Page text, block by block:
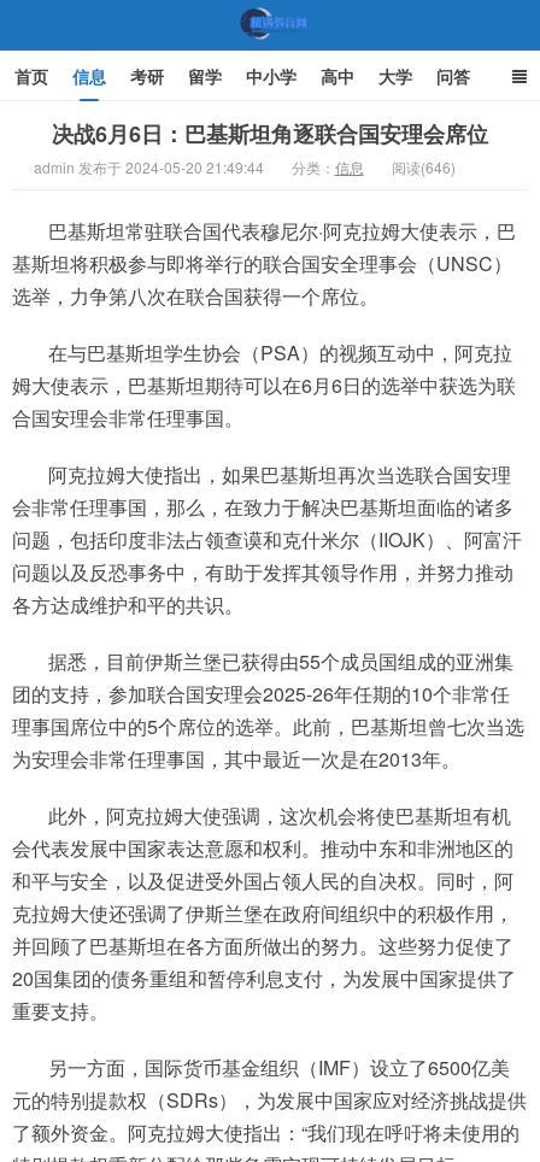
首页 信息 考研 留学 中小学 高中 大学 问答
家庭教育
决战6月6日：巴基斯坦角逐联合国安理会席位
admin 发布于 2024-05-20 21:49:44 分类： 信息 阅读(646)
巴基斯坦常驻联合国代表穆尼尔·阿克拉姆大使表示，巴
基斯坦将积极参与即将举行的联合国安全理事会（UNSC）
选举，力争第八次在联合国获得一个席位。
在与巴基斯坦学生协会（PSA）的视频互动中，阿克拉
姆大使表示，巴基斯坦期待可以在6月6日的选举中获选为联
合国安理会非常任理事国。
阿克拉姆大使指出，如果巴基斯坦再次当选联合国安理
会非常任理事国，那么，在致力于解决巴基斯坦面临的诸多
问题，包括印度非法占领查谟和克什米尔（IIOJK）、阿富汗
问题以及反恐事务中，有助于发挥其领导作用，并努力推动
各方达成维护和平的共识。
据悉，目前伊斯兰堡已获得由55个成员国组成的亚洲集
团的支持，参加联合国安理会2025-26年任期的10个非常任
理事国席位中的5个席位的选举。此前，巴基斯坦曾七次当选
为安理会非常任理事国，其中最近一次是在2013年。
此外，阿克拉姆大使强调，这次机会将使巴基斯坦有机
会代表发展中国家表达意愿和权利。推动中东和非洲地区的
和平与安全，以及促进受外国占领人民的自决权。同时，阿
克拉姆大使还强调了伊斯兰堡在政府间组织中的积极作用，
并回顾了巴基斯坦在各方面所做出的努力。这些努力促使了
20国集团的债务重组和暂停利息支付，为发展中国家提供了
重要支持。
另一方面，国际货币基金组织（IMF）设立了6500亿美
元的特别提款权（SDRs），为发展中国家应对经济挑战提供
了额外资金。阿克拉姆大使指出：“我们现在呼吁将未使用的